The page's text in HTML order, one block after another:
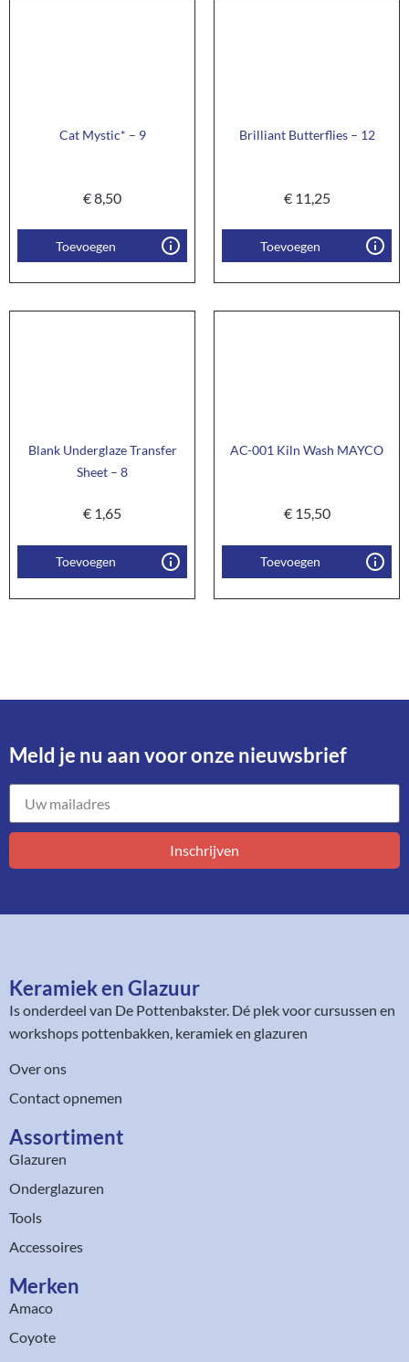
Cat Mystic* – 9
€8,50
Toevoegen
Brilliant Butterflies – 12
€11,25
Toevoegen
Blank Underglaze Transfer
Sheet – 8
€ 1,65
Toevoegen
AC-001 Kiln Wash MAYCO
€15,50
Toevoegen
Meld je nu aan voor onze nieuwsbrief​
Inschrijven
Keramiek en Glazuur​
Is onderdeel van De Pottenbakster. Dé plek voor cursussen en
workshops pottenbakken, keramiek en glazuren
Over ons
Contact opnemen
Assortiment​
Glazuren
Onderglazuren
Tools
Accessoires
Merken
Amaco
Coyote